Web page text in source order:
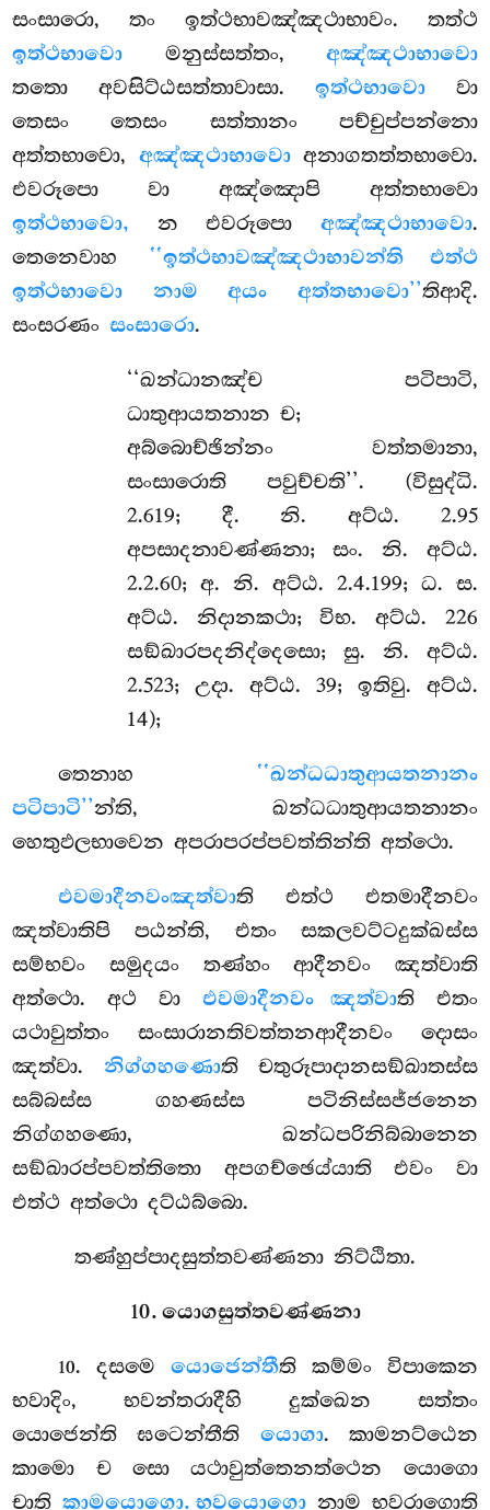
සංසාරො, තං ඉත්ථභාවඤ්ඤථාභාවං. තත්ථ
ඉත්ථභාවො මනුස්සත්තං, අඤ්ඤථාභාවො
තතො අවසිට්ඨසත්තාවාසා. ඉත්ථභාවොවා
තෙසං තෙසං සත්තානං පච්චුප්පන්නො
අත්තභාවො, අඤ්ඤථාභාවොඅනාගතත්තභාවො.
එවරූපො වා අඤ්ඤොපි අත්තභාවො
ඉත්ථභාවො, න එවරූපො අඤ්ඤථාභාවො.
තෙනෙවාහ ‘‘ඉත්ථභාවඤ්ඤථාභාවන්ති එත්ථ
ඉත්ථභාවො නාම අයං අත්තභාවො’’තිආදි.
සංසරණංසංසාරො.
‘‘ඛන්ධානඤ්ච පටිපාටි,
ධාතුආයතනාන ච;
අබ්බොච්ඡින්නං වත්තමානා,
සංසාරොති පවුච්චති’’. (විසුද්ධි.
2.619; දී. නි. අට්ඨ. 2.95
අපසාදනාවණ්ණනා; සං. නි. අට්ඨ.
2.2.60; අ. නි. අට්ඨ. 2.4.199; ධ. ස.
අට්ඨ. නිදානකථා; විභ. අට්ඨ. 226
සඞ්ඛාරපදනිද්දෙසො; සු. නි. අට්ඨ.
2.523; උදා. අට්ඨ. 39; ඉතිවු. අට්ඨ.
14);
තෙනාහ ‘‘ඛන්ධධාතුආයතනානං
පටිපාටි’’න්ති, ඛන්ධධාතුආයතනානං
හෙතුඵලභාවෙන අපරාපරප්පවත්තින්ති අත්ථො.
එවමාදීනවංඤත්වාති එත්ථ එතමාදීනවං
ඤත්වාතිපි පඨන්ති, එතං සකලවට්ටදුක්ඛස්ස
සම්භවං සමුදයං තණ්හං ආදීනවං ඤත්වාති
අත්ථො. අථ වා එවමාදීනවං ඤත්වාති එතං
යථාවුත්තං සංසාරානතිවත්තනආදීනවං දොසං
ඤත්වා. නිග්ගහණොති චතුරූපාදානසඞ්ඛාතස්ස
සබ්බස්ස ගහණස්ස පටිනිස්සජ්ජනෙන
නිග්ගහණො, ඛන්ධපරිනිබ්බානෙන
සඞ්ඛාරප්පවත්තිතො අපගච්ඡෙය්යාති එවං වා
එත්ථ අත්ථො දට්ඨබ්බො.
තණ්හුප්පාදසුත්තවණ්ණනා නිට්ඨිතා.
10. යොගසුත්තවණ්ණනා
10. දසමෙ යොජෙන්තීති කම්මං විපාකෙන
භවාදිං, භවන්තරාදීහි දුක්ඛෙන සත්තං
යොජෙන්ති ඝටෙන්තීති යොගා. කාමනට්ඨෙන
කාමො ච සො යථාවුත්තෙනත්ථෙන යොගො
චාතිකාමයොගො. භවයොගො නාම භවරාගොති